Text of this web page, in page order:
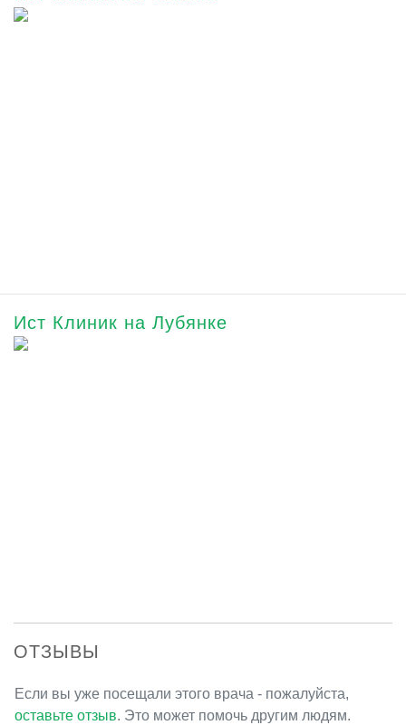
Ист Клиник на Лубянке
ОТЗЫВЫ
Если вы уже посещали этого врача - пожалуйста,
оставьте отзыв. Это может помочь другим людям.